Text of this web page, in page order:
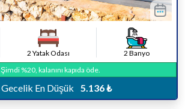
2 Yatak Odası
2 Banyo
Şimdi %20, kalanını kapıda öde.
Gecelik En Düşük 5.136 ₺